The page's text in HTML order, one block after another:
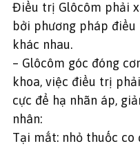
Điều trị Glôcôm phải
bởi phương pháp
khác nhau.
– Glôcôm góc đóng
khoa, việc điều trị
cực để hạ nhãn áp,
nhân:
Tại mắt: nhỏ thuốc co